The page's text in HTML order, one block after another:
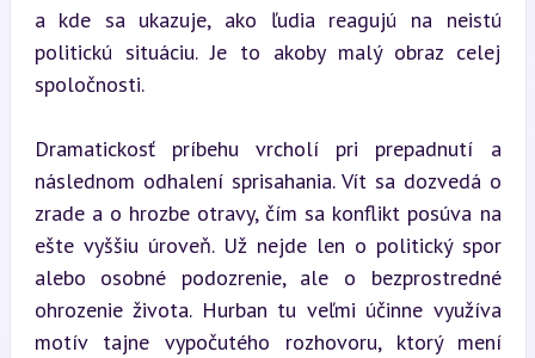
a kde sa ukazuje, ako ľudia reagujú na neistú
politickú situáciu. Je to akoby malý obraz celej
spoločnosti.
Dramatickosť príbehu vrcholí pri prepadnutí a
následnom odhalení sprisahania. Vít sa dozvedá o
zrade a o hrozbe otravy, čím sa konflikt posúva na
ešte vyššiu úroveň. Už nejde len o politický spor
alebo osobné podozrenie, ale o bezprostredné
ohrozenie života. Hurban tu veľmi účinne využíva
motív tajne vypočutého rozhovoru, ktorý mení